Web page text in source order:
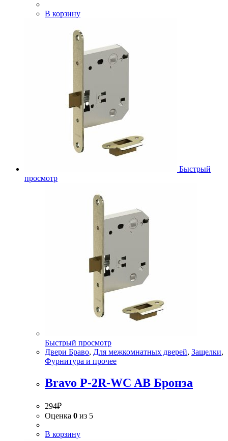
В корзину
Быстрый
просмотр
Быстрый просмотр
Двери Браво, Для межкомнатных дверей, Защелки,
Фурнитура и прочее
Bravo P-2R-WC AB Бронза
294₽
Оценка 0 из 5
В корзину